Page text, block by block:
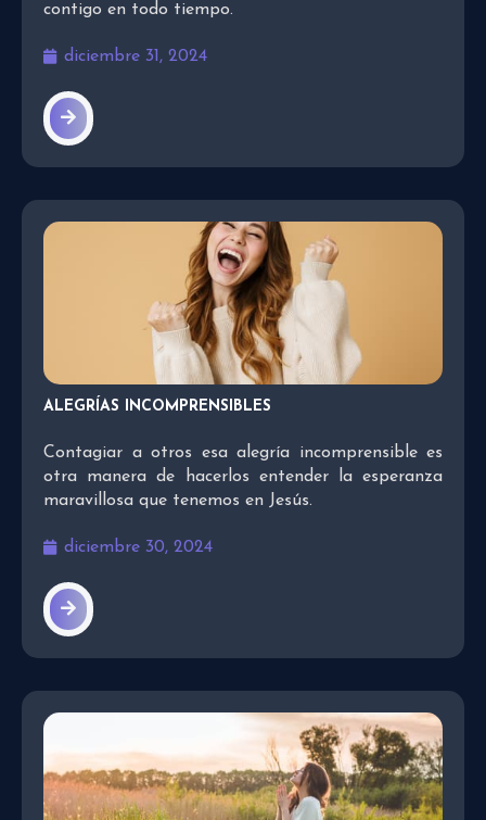
contigo en todo tiempo.
diciembre 31, 2024
ALEGRÍAS INCOMPRENSIBLES
Contagiar a otros esa alegría incomprensible es
otra manera de hacerlos entender la esperanza
maravillosa que tenemos en Jesús.
diciembre 30, 2024